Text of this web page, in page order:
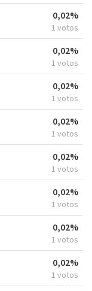
0,02%
1 votos
0,02%
1 votos
0,02%
1 votos
0,02%
1 votos
0,02%
1 votos
0,02%
1 votos
0,02%
1 votos
0,02%
1 votos